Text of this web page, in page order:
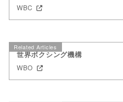
WBC
Related Articles
世界ボクシング機構
WBO